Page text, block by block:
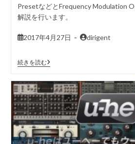
PresetなどとFrequency Modulation
解説を行います。
2017年4月27日 dirigent
続きを読む